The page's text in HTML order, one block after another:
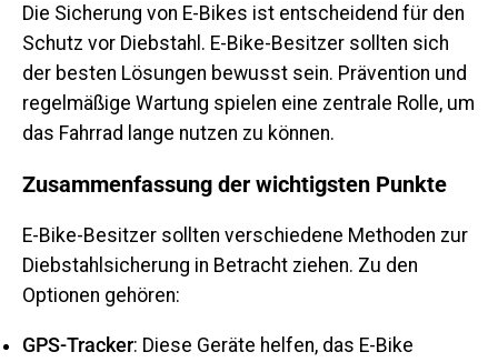
Die Sicherung von E-Bikes ist entscheidend für den
Schutz vor Diebstahl. E-Bike-Besitzer sollten sich
der besten Lösungen bewusst sein. Prävention und
regelmäßige Wartung spielen eine zentrale Rolle, um
das Fahrrad lange nutzen zu können.
Zusammenfassung der wichtigsten Punkte
E-Bike-Besitzer sollten verschiedene Methoden zur
Diebstahlsicherung in Betracht ziehen. Zu den
Optionen gehören:
GPS-Tracker: Diese Geräte helfen, das E-Bike